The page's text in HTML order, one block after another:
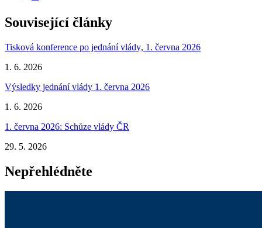
Související články
Tisková konference po jednání vlády, 1. června 2026
1. 6. 2026
Výsledky jednání vlády 1. června 2026
1. 6. 2026
1. června 2026: Schůze vlády ČR
29. 5. 2026
Nepřehlédněte